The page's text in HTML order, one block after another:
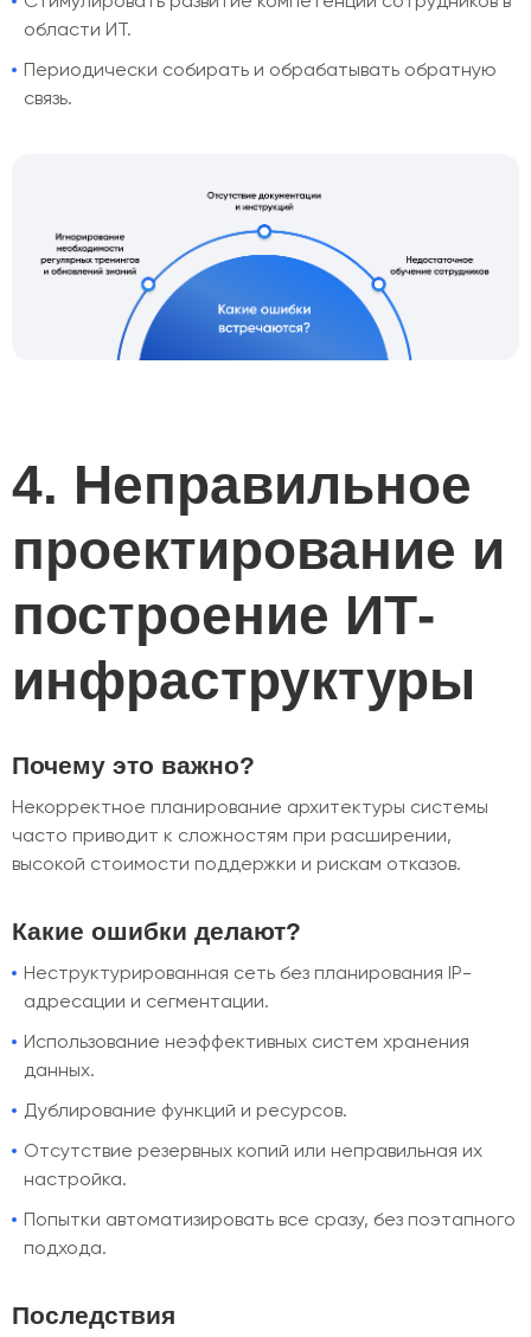
области ИТ.
Периодически собирать и обрабатывать обратную
связь.
4. Неправильное
проектирование и
построение ИТ-
инфраструктуры
Почему это важно?
Некорректное планирование архитектуры системы
часто приводит к сложностям при расширении,
высокой стоимости поддержки и рискам отказов.
Какие ошибки делают?
Неструктурированная сеть без планирования IP-
адресации и сегментации.
Использование неэффективных систем хранения
данных.
Дублирование функций и ресурсов.
Отсутствие резервных копий или неправильная их
настройка.
Попытки автоматизировать все сразу, без поэтапного
подхода.
Последствия